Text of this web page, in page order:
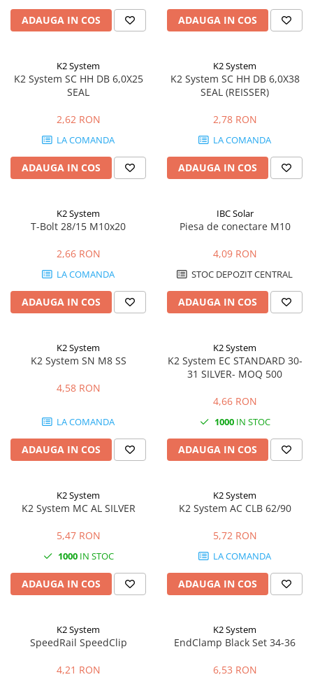
ADAUGA IN COS ADAUGA IN COS
K2 System
K2 System SC HH DB 6,0X25
SEAL
2,62 RON
LA COMANDA
ADAUGA IN COS
K2 System
K2 System SC HH DB 6,0X38
SEAL (REISSER)
2,78 RON
LA COMANDA
ADAUGA IN COS
K2 System
T-Bolt 28/15 M10x20
2,66 RON
LA COMANDA
ADAUGA IN COS
IBC Solar
Piesa de conectare M10
4,09 RON
STOC DEPOZIT CENTRAL
ADAUGA IN COS
K2 System
K2 System SN M8 SS
4,58 RON
LA COMANDA
ADAUGA IN COS
K2 System
K2 System EC STANDARD 30-
31 SILVER- MOQ 500
4,66 RON
1000IN STOC
ADAUGA IN COS
K2 System
K2 System MC AL SILVER
5,47 RON
1000IN STOC
ADAUGA IN COS
K2 System
K2 System AC CLB 62/90
5,72 RON
LA COMANDA
ADAUGA IN COS
K2 System
SpeedRail SpeedClip
4,21 RON
K2 System
EndClamp Black Set 34-36
6,53 RON